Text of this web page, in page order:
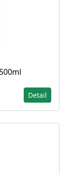
Detail